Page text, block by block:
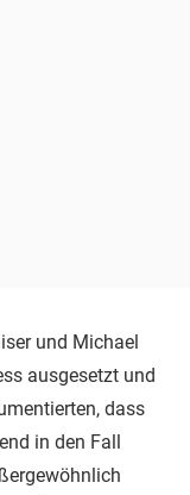
und Michael
ausgesetzt und
dass
in den Fall